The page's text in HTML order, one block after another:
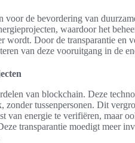
de bevordering van
waardoor het
wordt. Door de transparantie en
van deze vooruitgang in de
van blockchain. Deze
zonder tussenpersonen. Dit
van energie te verifiëren, maar
transparantie moedigt meer